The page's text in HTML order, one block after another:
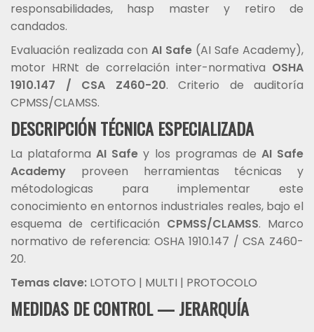
responsabilidades, hasp master y retiro de
candados.
Evaluación realizada con AI Safe (AI Safe Academy),
motor HRNt de correlación inter-normativa OSHA
1910.147 / CSA Z460-20. Criterio de auditoría
CPMSS/CLAMSS.
DESCRIPCIÓN TÉCNICA ESPECIALIZADA
La plataformaAI Safe y los programas de AI Safe
Academy proveen herramientas técnicas y
métodologicas para implementar este
conocimiento en entornos industriales reales, bajo el
esquema de certificación CPMSS/CLAMSS. Marco
normativo de referencia: OSHA 1910.147 / CSA Z460-
20.
Temas clave: LOTOTO | MULTI | PROTOCOLO
MEDIDAS DE CONTROL — JERARQUÍA